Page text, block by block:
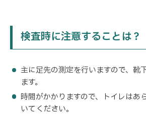
検査時に注意することは？
主に足先の測定を行いますので、靴
ます。
時間がかかりますので、トイレはあ
いてください。